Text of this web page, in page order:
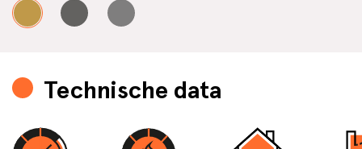
Technische data